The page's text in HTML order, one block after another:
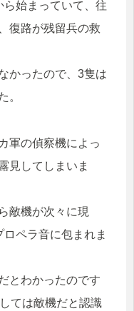
ら始まっていて、往
復路が残留兵の救
かったので、3隻は
。
軍の偵察機によっ
見してしまいま
敵機が次々に現
ペラ音に包まれま
とわかったのです
ては敵機だと認識